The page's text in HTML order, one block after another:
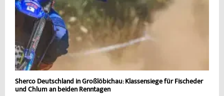
Sherco Deutschland in Großlöbichau: Klassensiege für Fischeder
und Chlum an beiden Renntagen